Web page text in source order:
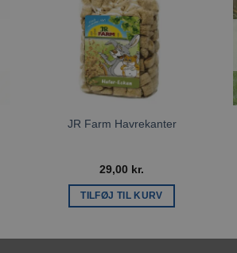
JR Farm Havrekanter
29,00 kr.
TILFØJ TIL KURV